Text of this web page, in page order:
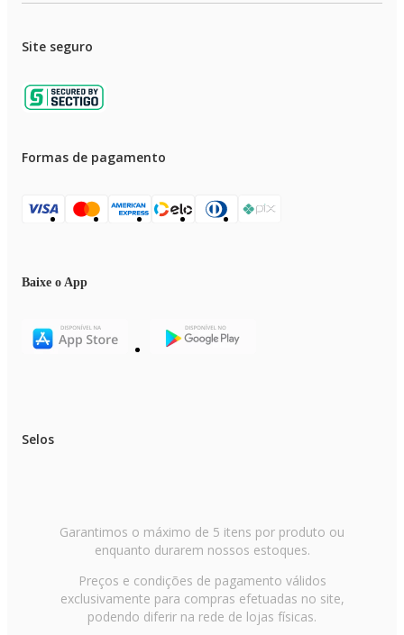
Site seguro
Formas de pagamento
Baixe o App
Selos
Garantimos o máximo de 5 itens por produto ou
enquanto durarem nossos estoques.
Preços e condições de pagamento válidos
exclusivamente para compras efetuadas no site,
podendo diferir na rede de lojas físicas.